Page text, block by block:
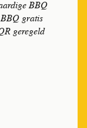
BBQ
BBQ gratis
geregeld